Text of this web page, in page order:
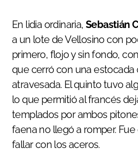
En lidia ordinaria, Sebastián
a un lote de Vellosino con
primero, flojo y sin fondo,
que cerró con una estocada
atravesada. El quinto tuvo
lo que permitió al francés
templados por ambos
faena no llegó a romper.
fallar con los aceros.